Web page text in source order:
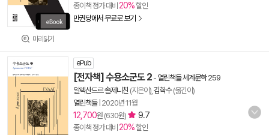
미리읽기
종이책 정가 대비 20%할인
만권당에서 무료로 보기
ePub
[전자책] 수용소군도 2 - 열린책들 세계문학 259
알렉산드르 솔제니친 (지은이), 김학수(옮긴이)
열린책들| 2020년 11월
12,700원 (630원) 9.7
종이책 정가 대비 20%할인